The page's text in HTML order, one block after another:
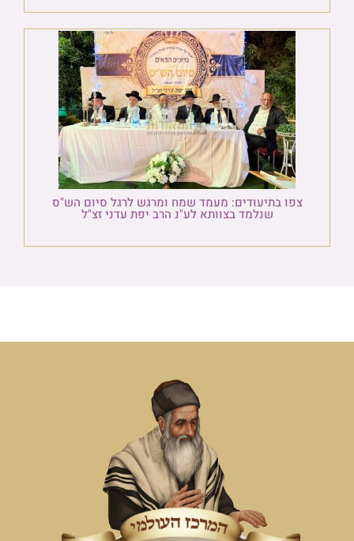
צפו בתיעודים: מעמד שמח ומרגש לרגל סיום הש"ס
שנלמד בצוותא לע"נ הרב יפת עדני זצ"ל